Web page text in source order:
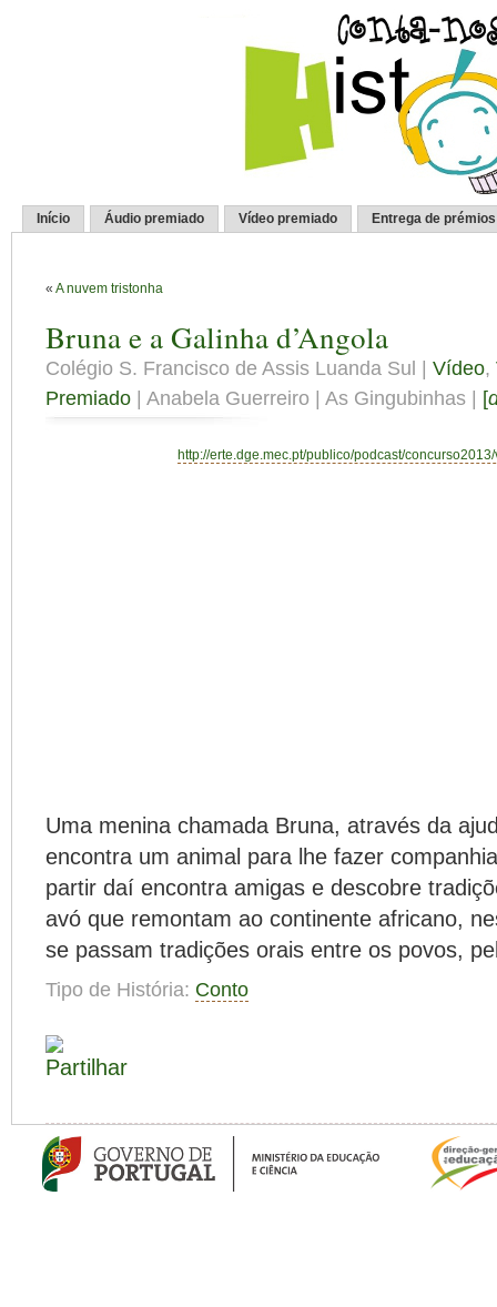
Início Áudio premiado Vídeo premiado Entrega de prémios
« A nuvem tristonha
Bruna e a Galinha d’Angola
Colégio S. Francisco de Assis Luanda Sul | Vídeo,
Premiado | Anabela Guerreiro | As Gingubinhas | [
http://erte.dge.mec.pt/publico/podcast/
Uma menina chamada Bruna, através da
encontra um animal para lhe fazer
partir daí encontra amigas e descobre
avó que remontam ao continente africano,
se passam tradições orais entre os povos,
Tipo de História: Conto